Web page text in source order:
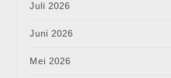
Juli 2026
Juni 2026
Mei 2026